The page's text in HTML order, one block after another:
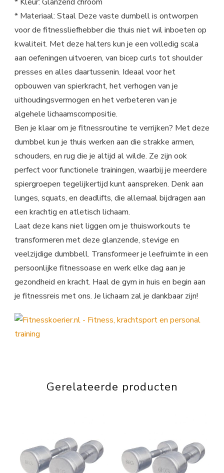
* Materiaal: Staal Deze vaste dumbell is ontworpen
voor de fitnessliefhebber die thuis niet wil inboeten op
kwaliteit. Met deze halters kun je een volledig scala
aan oefeningen uitvoeren, van bicep curls tot shoulder
presses en alles daartussenin. Ideaal voor het
opbouwen van spierkracht, het verhogen van je
uithoudingsvermogen en het verbeteren van je
algehele lichaamscompositie.
Ben je klaar om je fitnessroutine te verrijken? Met deze
dumbbel kun je thuis werken aan die strakke armen,
schouders, en rug die je altijd al wilde. Ze zijn ook
perfect voor functionele trainingen, waarbij je meerdere
spiergroepen tegelijkertijd kunt aanspreken. Denk aan
lunges, squats, en deadlifts, die allemaal bijdragen aan
een krachtig en atletisch lichaam.
Laat deze kans niet liggen om je thuisworkouts te
transformeren met deze glanzende, stevige en
veelzijdige dumbbell. Transformeer je leefruimte in een
persoonlijke fitnessoase en werk elke dag aan je
gezondheid en kracht. Haal de gym in huis en begin aan
je fitnessreis met ons. Je lichaam zal je dankbaar zijn!
Gerelateerde producten